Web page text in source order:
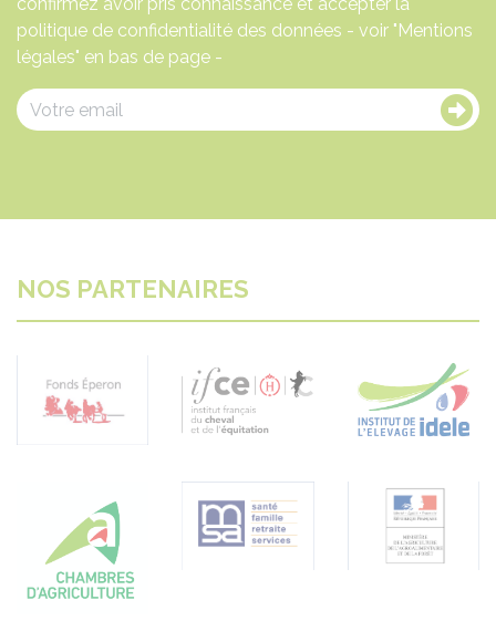
confirmez avoir pris connaissance et accepter la
politique de confidentialité des données - voir "Mentions
légales" en bas de page -
NOS PARTENAIRES